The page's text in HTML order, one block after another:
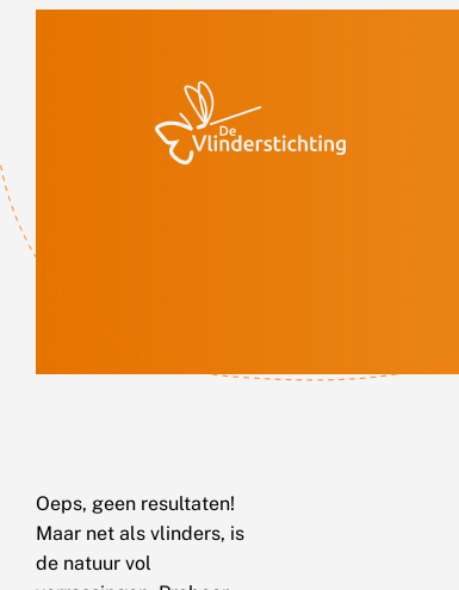
Oeps, geen resultaten!
Maar net als vlinders, is
de natuur vol